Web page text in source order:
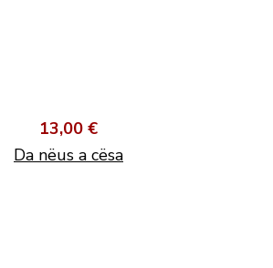
13,00 €
Da nëus a cësa